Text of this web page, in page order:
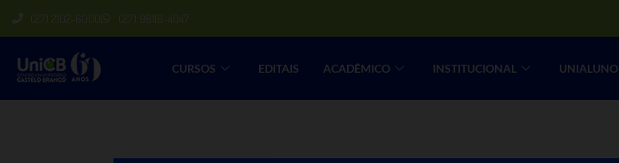
(27) 2102-6000 (27) 98118-4047
CURSOS EDITAIS ACADÊMICO INSTITUCIONAL UNIALUNO